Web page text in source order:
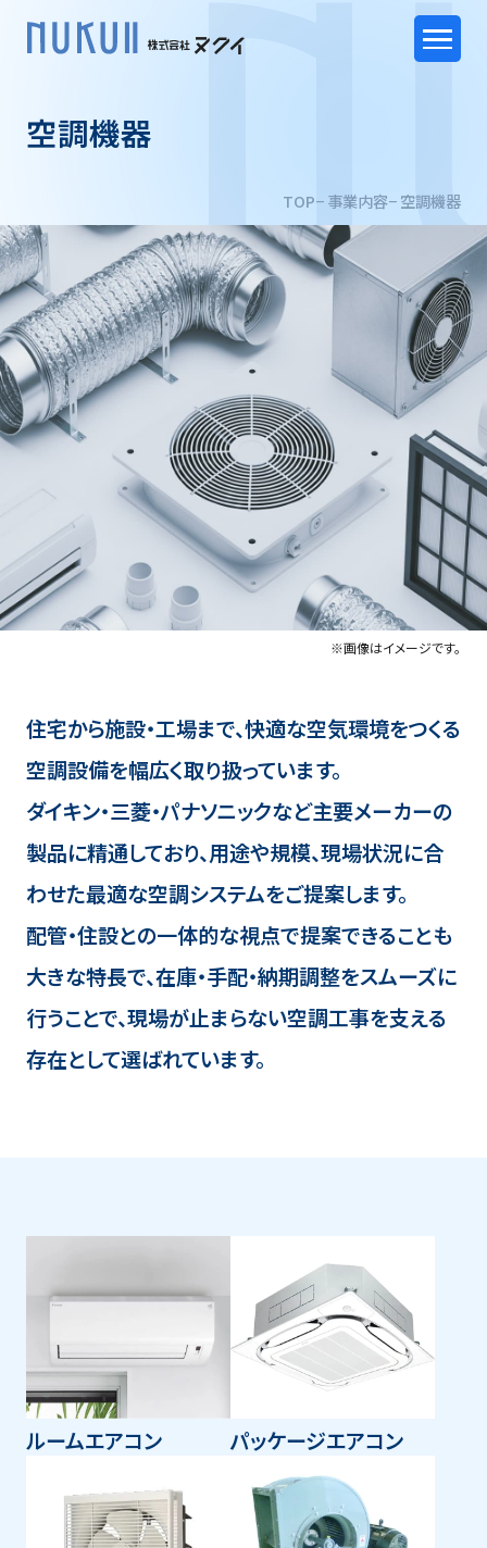
空調機器
TOP 事業内容 空調機器
住宅から施設・工場まで、快適な空気環境をつくる
空調設備を幅広く取り扱っています。
ダイキン・三菱・パナソニックなど主要メーカーの
製品に精通しており、用途や規模、現場状況に合
わせた最適な空調システムをご提案します。
配管・住設との一体的な視点で提案できることも
大きな特長で、在庫・手配・納期調整をスムーズに
行うことで、現場が止まらない空調工事を支える
存在として選ばれています。
※画像はイメージです。
ルームエアコン パッケージエアコン